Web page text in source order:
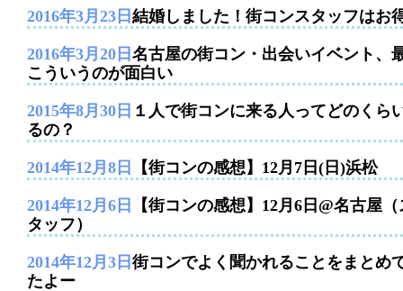
2016年3月23日 結婚しました！街コンスタッフはお
2016年3月20日 名古屋の街コン・出会いイベント、
こういうのが面白い
2015年8月30日 １人で街コンに来る人ってどのくら
るの？
2014年12月8日 【街コンの感想】12月7日(日)浜松
2014年12月6日
【街コンの感想】12月6日@名古屋（
タッフ）
2014年12月3日 街コンでよく聞かれることをまとめ
たよー